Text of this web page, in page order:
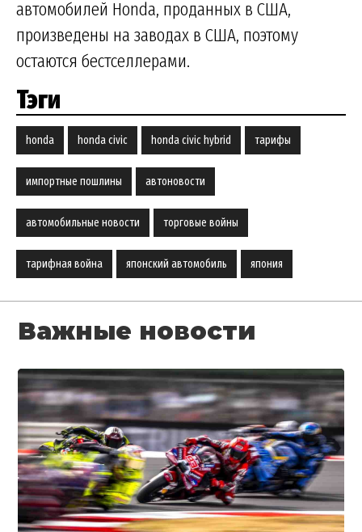
автомобилей Honda, проданных в США,
произведены на заводах в США, поэтому
остаются бестселлерами.
Тэги
honda honda civic honda civic hybrid тарифы
импортные пошлины автоновости
автомобильные новости торговые войны
тарифная война японский автомобиль япония
Важные новости